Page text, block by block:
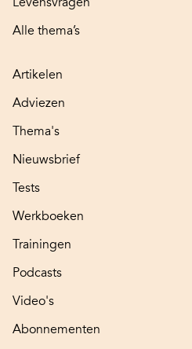
Alle thema’s
Artikelen
Adviezen
Thema's
Nieuwsbrief
Tests
Werkboeken
Trainingen
Podcasts
Video's
Abonnementen